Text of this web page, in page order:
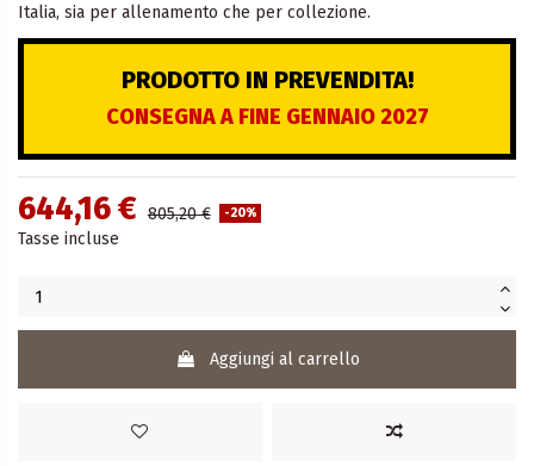
Italia, sia per allenamento che per collezione.
PRODOTTO IN PREVENDITA!
CONSEGNA A FINE GENNAIO 2027
644,16 € 805,20 € -20%
Tasse incluse
Aggiungi al carrello